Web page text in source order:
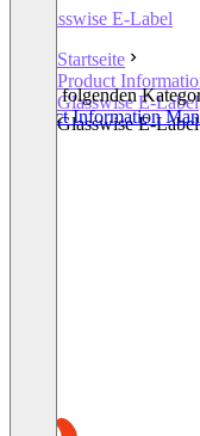
Glasswise E-Label
Startseite
Product
Glasswise E-Label
Glasswise E-
In den folgenden
Product Information